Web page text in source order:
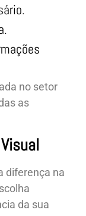
no setor
as
diferença na
da sua